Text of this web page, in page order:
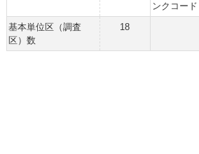
ンクコード
基本単位区（調査
区）数
18